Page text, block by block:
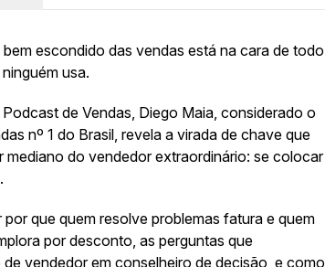
bem escondido das vendas está na cara de todo
usa.
de Vendas, Diego Maia, considerado o
nº 1 do Brasil, revela a virada de chave que
mediano do vendedor extraordinário: se colocar
que quem resolve problemas fatura e quem
por desconto, as perguntas que
vendedor em conselheiro de decisão, e como